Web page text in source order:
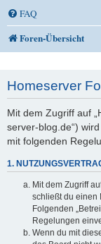
FAQ
Foren-Übersicht
Homeserver
Mit dem Zugriff auf
server-blog.de“)
mit folgenden
1.
Mit dem Zugriff
schließt du einen
Folgenden
Regelungen
Wenn du mit